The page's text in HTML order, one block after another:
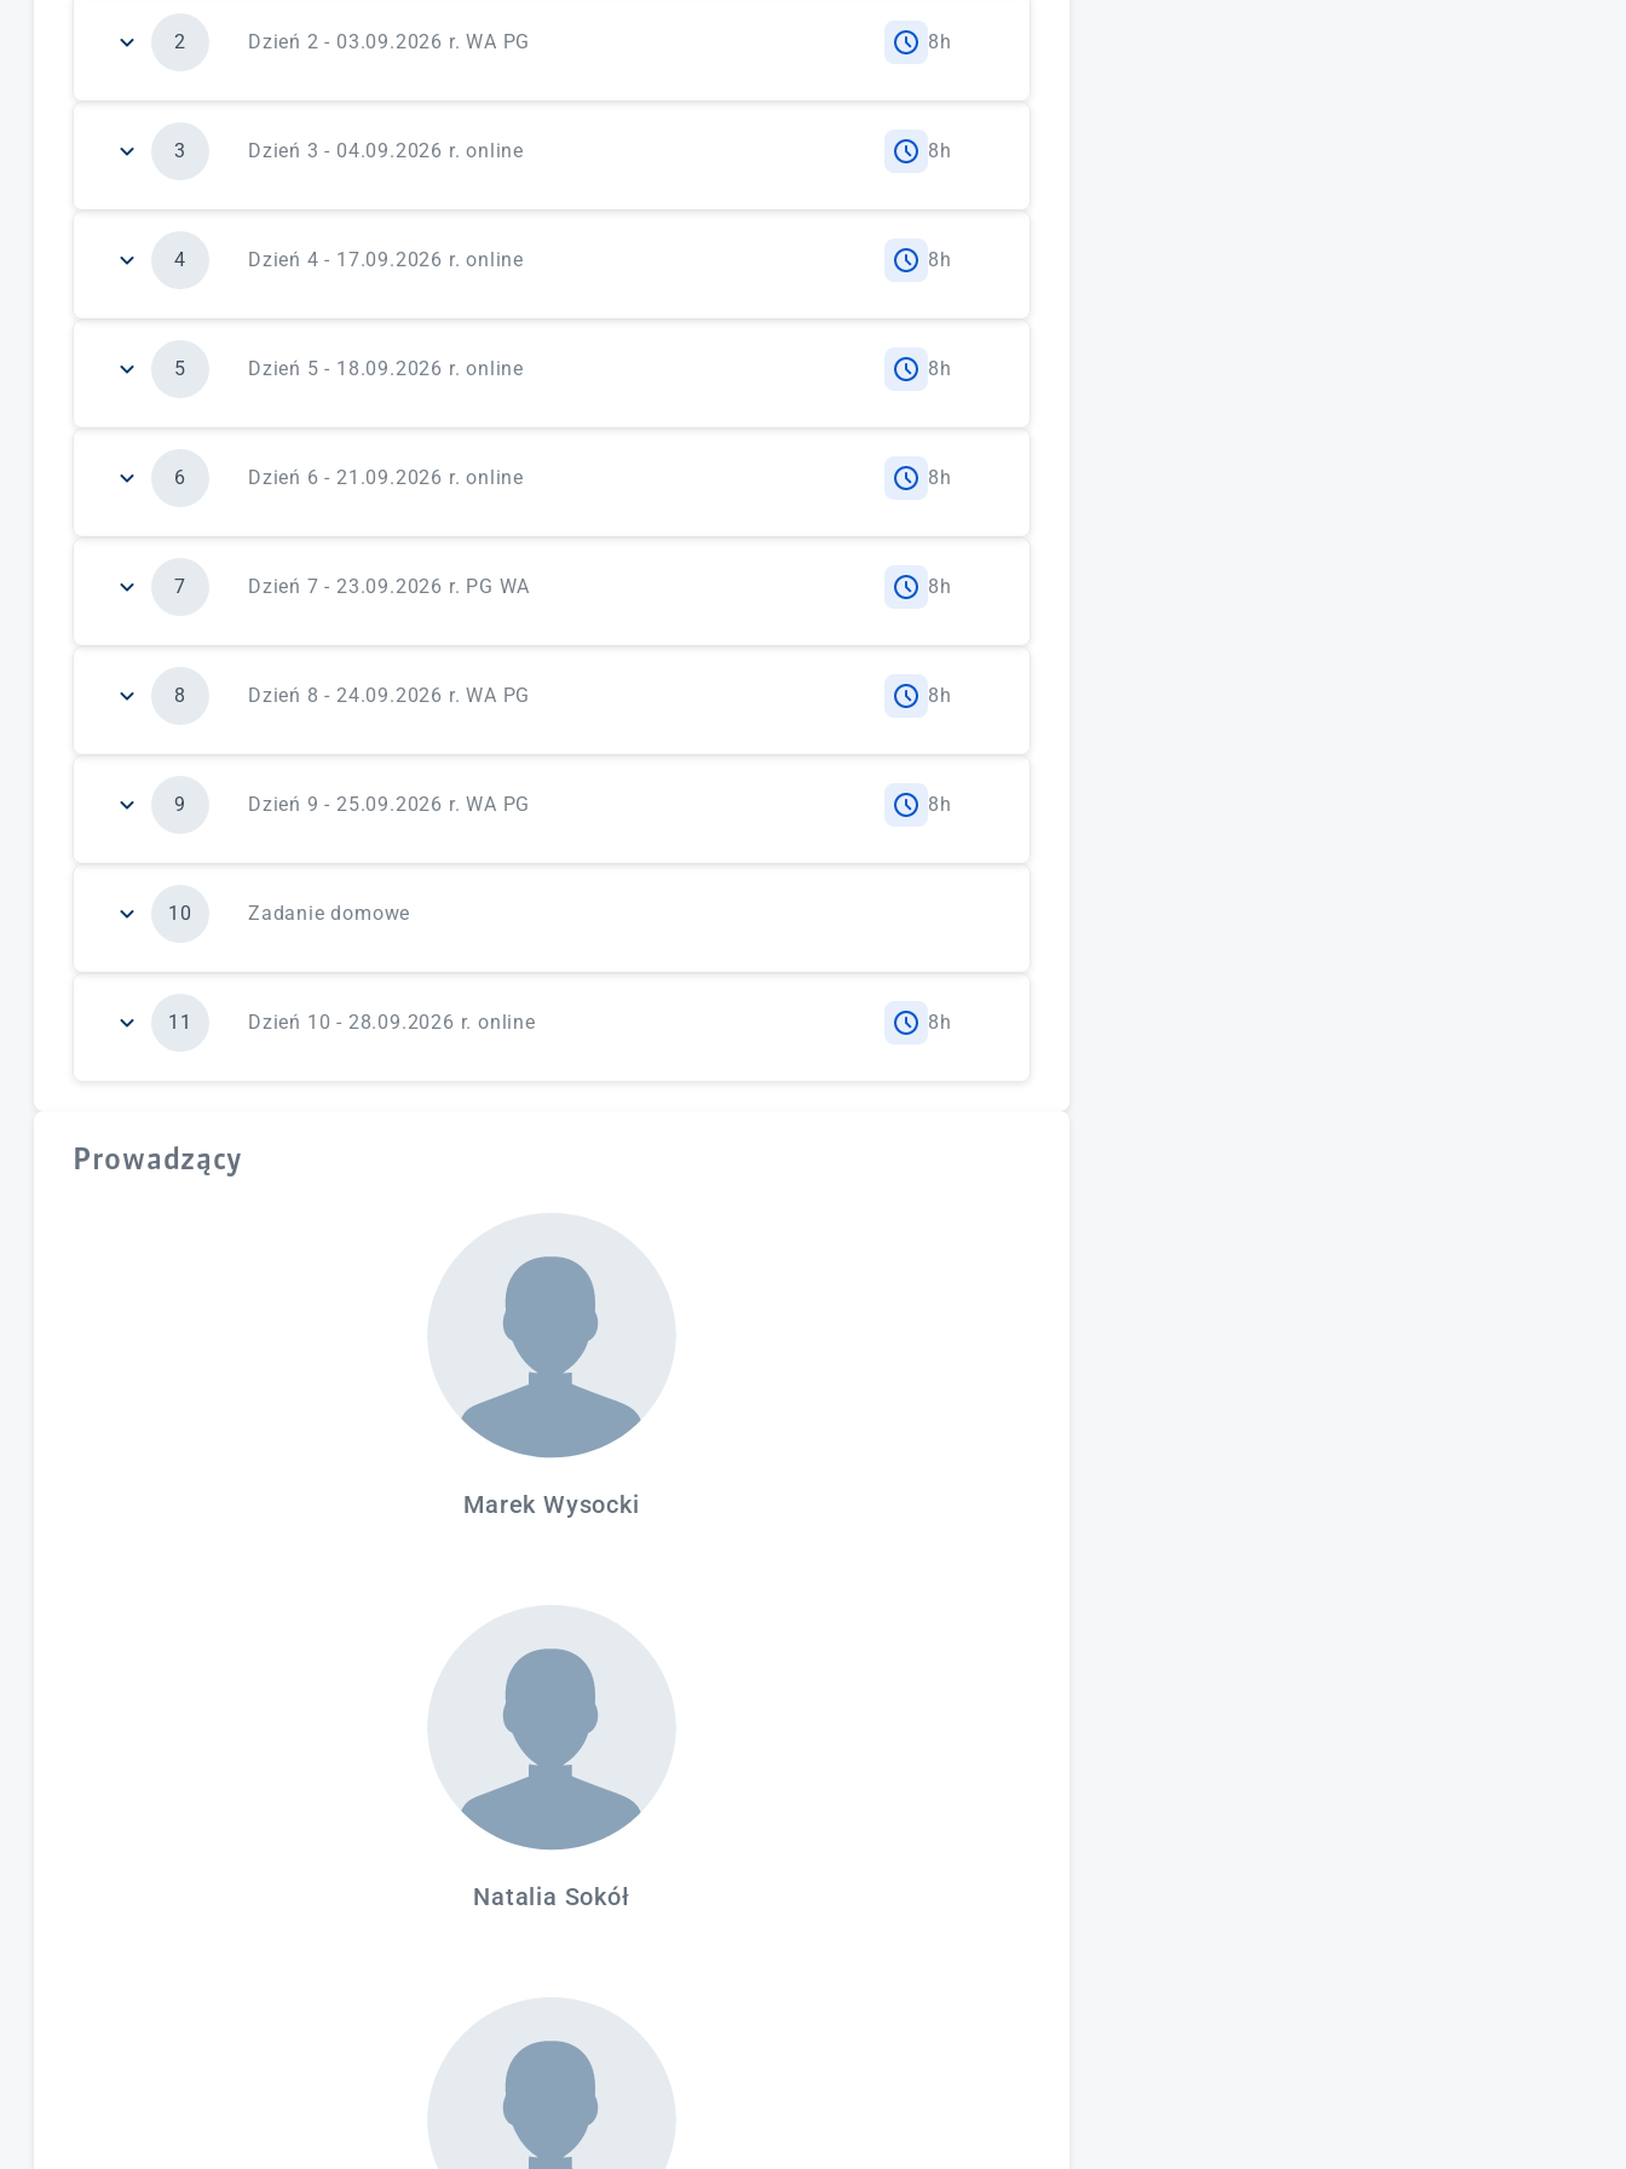
różnymi szczególnymi potrzebami
2 Dzień 2 - 03.09.2026 r. WA PG 8h
zagadnienia merytoryczne:warsztaty świadomościowe z udziałem user experience - osób z
różnymi szczególnymi potrzebami
3 Dzień 3 - 04.09.2026 r. online 8h
zagadnienia merytoryczne:teoria Uniwersalnego Projektowania
forma zajęć:
4 Dzień 4 - 17.09.2026 r. online 8h
zagadnienia merytoryczne:prawne aspekty dostępności i projektowania uniwersalnego (m.in.
warunki techniczne, standardy dostępności)
5 Dzień 5 - 18.09.2026 r. online 8h
zagadnienia merytoryczne:wykonywanie inwentaryzacji obiektów budowlanych, czytanie
rzutów architektonicznych i budowlanych, obsługa podstawowych narzędzi pomiarowych
(zajęcia dla osób bez przygotowania branżowego)
forma zajęć:
6 Dzień 6 - 21.09.2026 r. online 8h
zagadnienia merytoryczne:Ośrodek Wsparcia Architektury Dostępnej (OWDA) - metodologia
wykonywania audytów
7 Dzień 7 - 23.09.2026 r. PG WA 8h
zagadnienia merytoryczne:Ośrodek Wsparcia Architektury Dostępnej (OWDA) - metodologia
wykonywania badania dostępności
8 Dzień 8 - 24.09.2026 r. WA PG 8h
zagadnienia merytoryczne:wykonywanie pomiarów, obsługa narzędzi pomiarowych - m.in.
akustyka pomieszczeń, oświetlenie i kontrasty barwne
9 Dzień 9 - 25.09.2026 r. WA PG 8h
zagadnienia merytoryczne:wykonywanie pomiarów, realizacja badania częściowego wybranej
przestrzeni na terenie PG
10 Zadanie domowe
Opracowanie raportu z wykonanego badania
11
Dzień 10 - 28.09.2026 r. online 8h
zagadnienia merytoryczne:prezentacja wyników pomiarów, dyskusja, podsumowanie
forma zajęć: prezentacje, dyskusja
Prowadzący
Marek Wysocki
Natalia Sokół